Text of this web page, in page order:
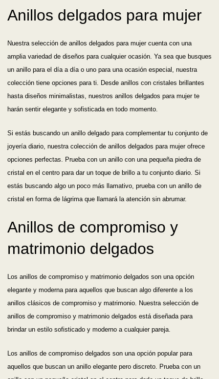
Anillos delgados para mujer
Nuestra selección de anillos delgados para mujer cuenta con una
amplia variedad de diseños para cualquier ocasión. Ya sea que busques
un anillo para el día a día o uno para una ocasión especial, nuestra
colección tiene opciones para ti. Desde anillos con cristales brillantes
hasta diseños minimalistas, nuestros anillos delgados para mujer te
harán sentir elegante y sofisticada en todo momento.
Si estás buscando un anillo delgado para complementar tu conjunto de
joyería diario, nuestra colección de anillos delgados para mujer ofrece
opciones perfectas. Prueba con un anillo con una pequeña piedra de
cristal en el centro para dar un toque de brillo a tu conjunto diario. Si
estás buscando algo un poco más llamativo, prueba con un anillo de
cristal en forma de lágrima que llamará la atención sin abrumar.
Anillos de compromiso y
matrimonio delgados
Los anillos de compromiso y matrimonio delgados son una opción
elegante y moderna para aquellos que buscan algo diferente a los
anillos clásicos de compromiso y matrimonio. Nuestra selección de
anillos de compromiso y matrimonio delgados está diseñada para
brindar un estilo sofisticado y moderno a cualquier pareja.
Los anillos de compromiso delgados son una opción popular para
aquellos que buscan un anillo elegante pero discreto. Prueba con un